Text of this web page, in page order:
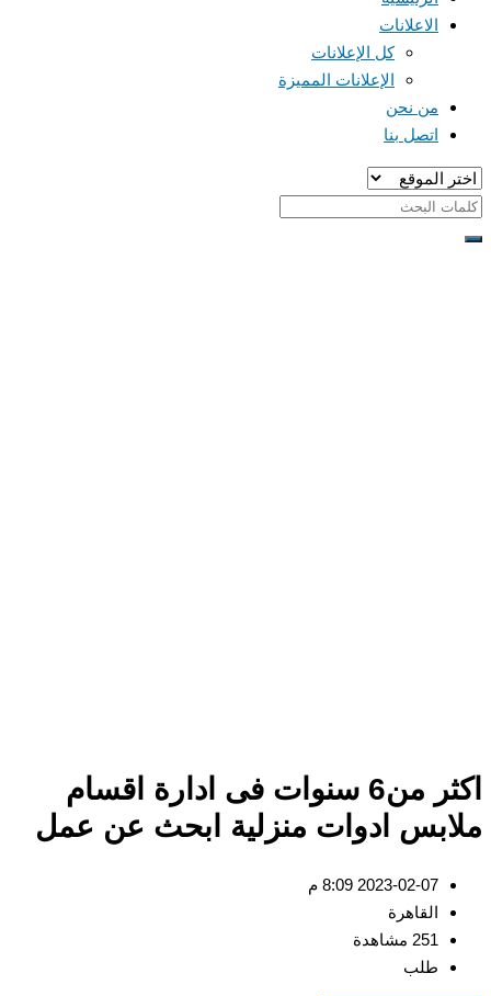
الاعلانات
كل الإعلانات
الإعلانات المميزة
من نحن
اتصل بنا
اكثر من6 سنوات فى ادارة اقسام
ملابس ادوات منزلية ابحث عن عمل
2023-02-07 8:09 م
القاهرة
251 مشاهدة
طلب